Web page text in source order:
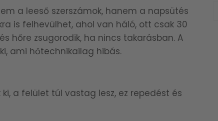
a leeső szerszámok, hanem a napsütés
is felhevülhet, ahol van háló, ott csak 30
hőre zsugorodik, ha nincs takarásban. A
ami hőtechnikailag hibás.
a felület túl vastag lesz, ez repedést és